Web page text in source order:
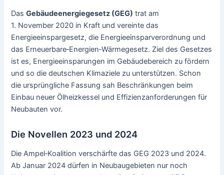
DasGebäudeenergiegesetz (GEG) trat am
1. November 2020 in Kraft und vereinte das
Energieeinspargesetz, die Energieeinsparverordnung und
das Erneuerbare‑Energien‑Wärmegesetz. Ziel des Gesetzes
ist es, Energieeinsparungen im Gebäudebereich zu fördern
und so die deutschen Klimaziele zu unterstützen. Schon
die ursprüngliche Fassung sah Beschränkungen beim
Einbau neuer Ölheizkessel und Effizienzanforderungen für
Neubauten vor.
Die Novellen 2023 und 2024
Die Ampel‑Koalition verschärfte das GEG 2023 und 2024.
Ab Januar 2024 dürfen in Neubaugebieten nur noch